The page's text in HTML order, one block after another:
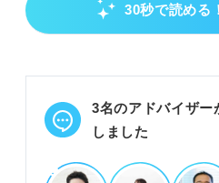
30秒で読める
ES研究内容の企業意図と
研究テーマ、取り組み、
記載。
力」が評価される。
3名のアドバイザー
しました